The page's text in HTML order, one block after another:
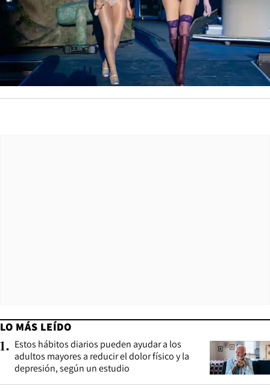
LO MÁS LEÍDO
1. Estos hábitos diarios pueden ayudar a los
adultos mayores a reducir el dolor físico y la
depresión, según un estudio